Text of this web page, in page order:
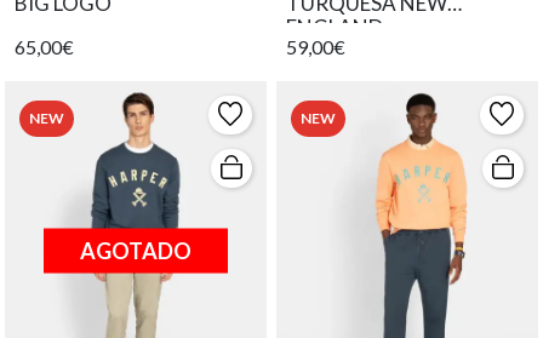
65,00€
ENGLAND
59,00€
NEW
AGOTADO
NEW